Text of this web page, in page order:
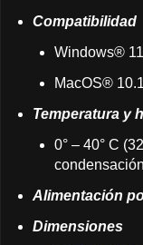
Compatibilidad
Windows®
MacOS®
Temperatura y
0° – 40° C
condensación
Alimentación
Dimensiones